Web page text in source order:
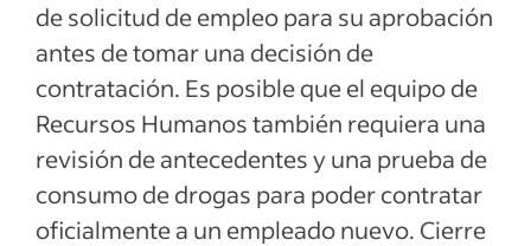
de solicitud de empleo para su aprobación
antes de tomar una decisión de
contratación. Es posible que el equipo de
Recursos Humanos también requiera una
revisión de antecedentes y una prueba de
consumo de drogas para poder contratar
oficialmente a un empleado nuevo. Cierre